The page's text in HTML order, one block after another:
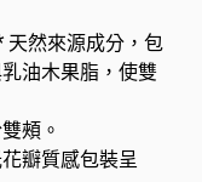
天然來源成分，包
油木果脂，使雙
頰。
瓣質感包裝呈